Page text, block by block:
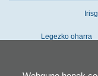
Legezko oharra